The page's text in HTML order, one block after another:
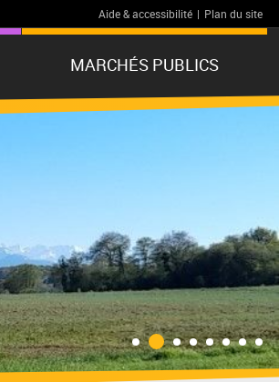
Aide & accessibilité | Plan du site
MARCHÉS PUBLICS